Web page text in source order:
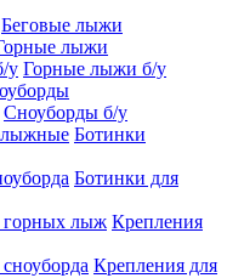
Беговые лыжи
лыжи
Горные лыжи б/у
Сноуборды б/у
Ботинки
Ботинки для
Крепления
Крепления для